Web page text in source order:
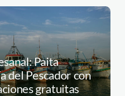
Paita
del Pescador con
gratuitas